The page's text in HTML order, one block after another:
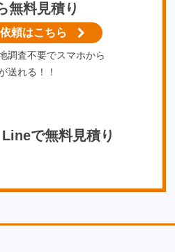
無料見積り
頼はこちら
調査不要でスマホから
送れる！！
Lineで無料見積り